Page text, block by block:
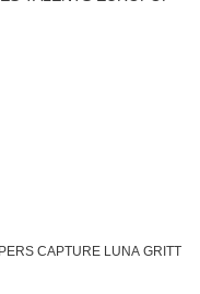
CAPTURE LUNA GRITT